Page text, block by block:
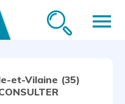
menu
et-Vilaine (35)